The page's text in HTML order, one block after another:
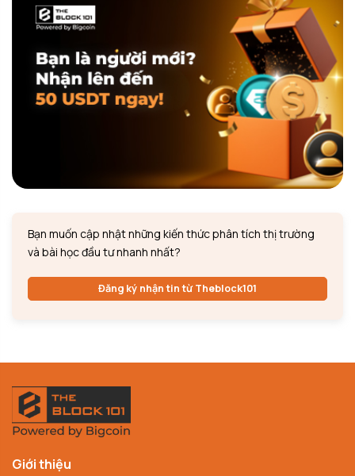
Bạn muốn cập nhật những kiến thức phân tích thị trường
và bài học đầu tư nhanh nhất?
Đăng ký nhận tin từ Theblock101
Giới thiệu